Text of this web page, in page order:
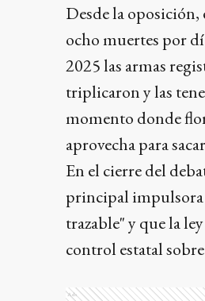
Desde la
ocho muertes por
2025 las armas
triplicaron y las
momento donde
aprovecha para
En el cierre del
principal impulsora
trazable" y que la
control estatal
Ads